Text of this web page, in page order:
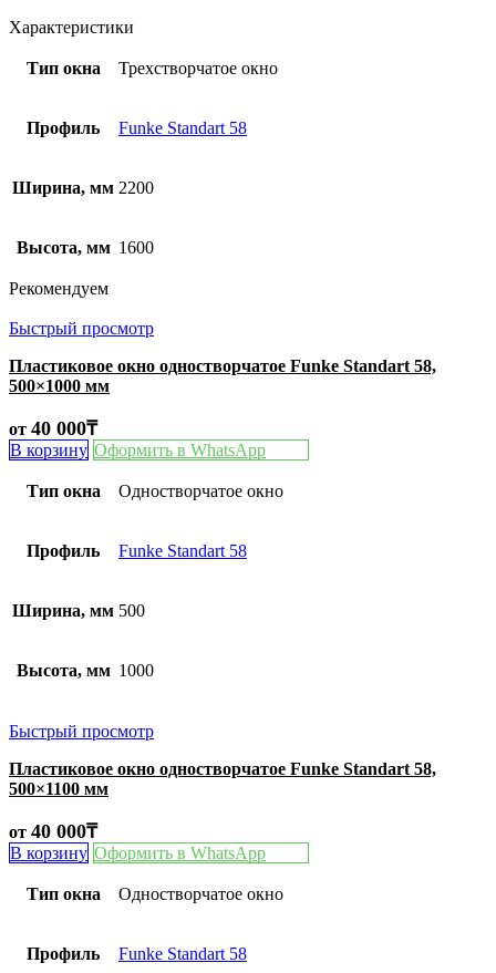
Характеристики
Тип окна Трехстворчатое окно
Профиль Funke Standart 58
Ширина, мм 2200
Высота, мм 1600
Рекомендуем
Быстрый просмотр
Пластиковое окно одностворчатое Funke Standart 58,
500×1000 мм
от 40 000₸
В корзину Оформить в WhatsApp
Тип окна Одностворчатое окно
Профиль Funke Standart 58
Ширина, мм 500
Высота, мм 1000
Быстрый просмотр
Пластиковое окно одностворчатое Funke Standart 58,
500×1100 мм
от 40 000₸
В корзину Оформить в WhatsApp
Тип окна Одностворчатое окно
Профиль Funke Standart 58